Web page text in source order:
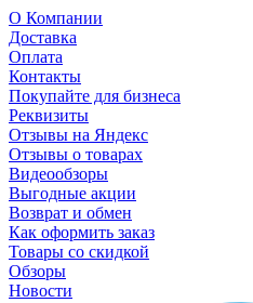
О Компании
Доставка
Оплата
Контакты
Покупайте для бизнеса
Реквизиты
Отзывы на Яндекс
Отзывы о товарах
Видеообзоры
Выгодные акции
Возврат и обмен
Как оформить заказ
Товары со скидкой
Обзоры
Новости